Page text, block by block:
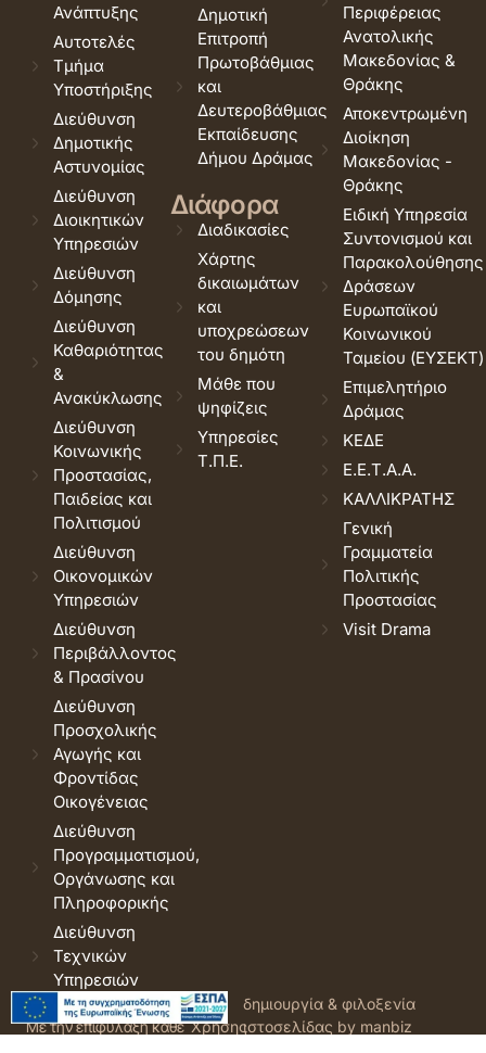
Ανάπτυξης
Αυτοτελές
Τμήμα
Υποστήριξης
Διεύθυνση
Δημοτικής
Αστυνομίας
Διεύθυνση
Διοικητικών
Υπηρεσιών
Διεύθυνση
Δόμησης
Διεύθυνση
Καθαριότητας
&
Ανακύκλωσης
Διεύθυνση
Κοινωνικής
Προστασίας,
Παιδείας και
Πολιτισμού
Διεύθυνση
Οικονομικών
Υπηρεσιών
Διεύθυνση
Περιβάλλοντος
& Πρασίνου
Διεύθυνση
Προσχολικής
Αγωγής και
Φροντίδας
Οικογένειας
Διεύθυνση
Προγραμματισμού,
Οργάνωσης και
Πληροφορικής
Διεύθυνση
Τεχνικών
Υπηρεσιών
Δημοτική
Επιτροπή
Πρωτοβάθμιας
και
Δευτεροβάθμιας
Εκπαίδευσης
Δήμου Δράμας
Διάφορα
Διαδικασίες
Χάρτης
δικαιωμάτων
και
υποχρεώσεων
του δημότη
Μάθε που
ψηφίζεις
Υπηρεσίες
Τ.Π.Ε.
Περιφέρειας
Ανατολικής
Μακεδονίας &
Θράκης
Αποκεντρωμένη
Διοίκηση
Μακεδονίας -
Θράκης
Ειδική Υπηρεσία
Συντονισμού και
Παρακολούθησης
Δράσεων
Ευρωπαϊκού
Κοινωνικού
Ταμείου (ΕΥΣΕΚΤ)
Επιμελητήριο
Δράμας
ΚΕΔΕ
Ε.Ε.Τ.Α.Α.
ΚΑΛΛΙΚΡΑΤΗΣ
Γενική
Γραμματεία
Πολιτικής
Προστασίας
Visit Drama
© 2026 Δήμος Δράμας.
Με την επιφύλαξη κάθε
Όροι
Χρήσης
δημιουργία & φιλοξενία
ιστοσελίδας by manbiz